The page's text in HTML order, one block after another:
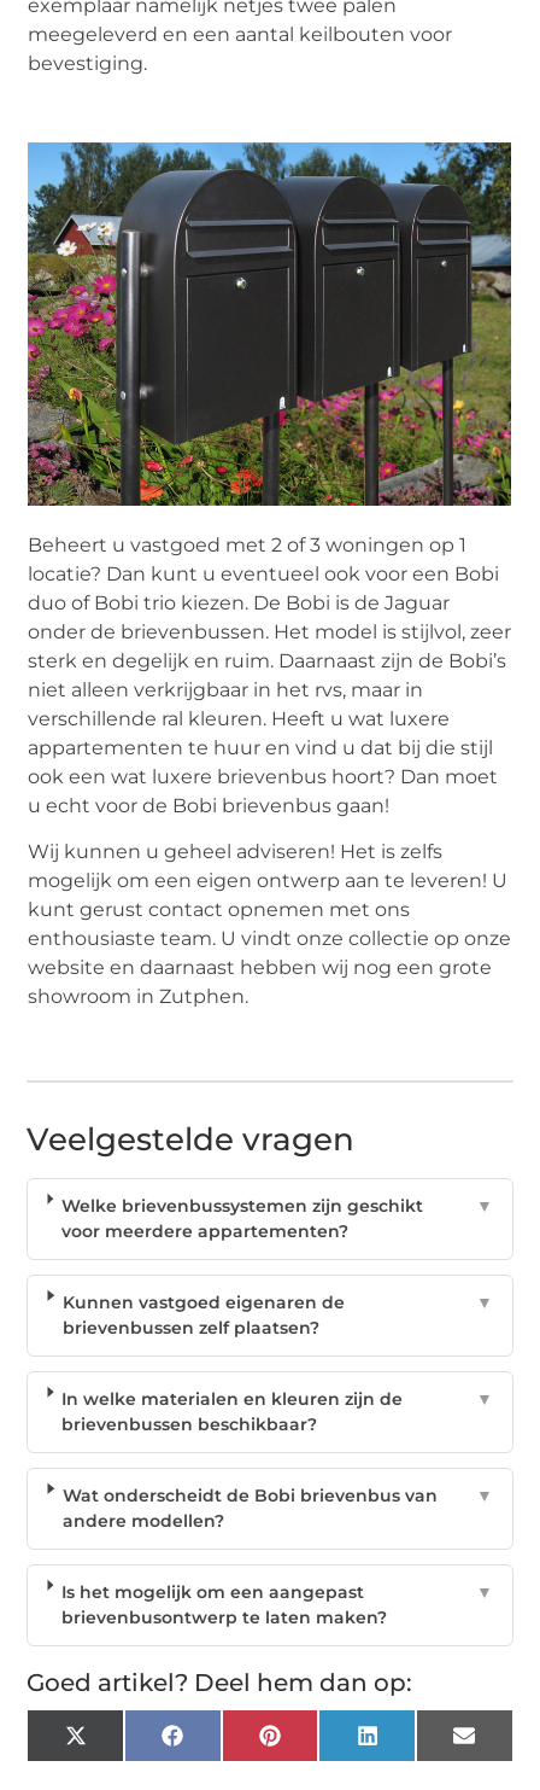
exemplaar namelijk netjes twee palen
meegeleverd en een aantal keilbouten voor
bevestiging.
Beheert u vastgoed met 2 of 3 woningen op 1
locatie? Dan kunt u eventueel ook voor een Bobi
duo of Bobi trio kiezen. De Bobi is de Jaguar
onder de brievenbussen. Het model is stijlvol, zeer
sterk en degelijk en ruim. Daarnaast zijn de Bobi’s
niet alleen verkrijgbaar in het rvs, maar in
verschillende ral kleuren. Heeft u wat luxere
appartementen te huur en vind u dat bij die stijl
ook een wat luxere brievenbus hoort? Dan moet
u echt voor de Bobi brievenbus gaan!
Wij kunnen u geheel adviseren! Het is zelfs
mogelijk om een eigen ontwerp aan te leveren! U
kunt gerust contact opnemen met ons
enthousiaste team. U vindt onze collectie op onze
website en daarnaast hebben wij nog een grote
showroom in Zutphen.
Veelgestelde vragen
Welke brievenbussystemen zijn geschikt
voor meerdere appartementen?
▼
Kunnen vastgoed eigenaren de
brievenbussen zelf plaatsen?
▼
In welke materialen en kleuren zijn de
brievenbussen beschikbaar?
▼
Wat onderscheidt de Bobi brievenbus van
andere modellen?
▼
Is het mogelijk om een aangepast
brievenbusontwerp te laten maken?
▼
Goed artikel? Deel hem dan op:
X
(Twitter)
Facebook Pinterest LinkedIn Email